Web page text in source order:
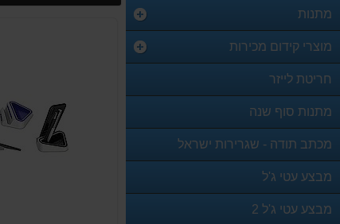
מתנות
מוצרי קידום מכירות
חריטת לייזר
מתנות סוף שנה
מכתב תודה - שגרירות ישראל
מבצע עטי ג'ל
מבצע עטי ג'ל 2